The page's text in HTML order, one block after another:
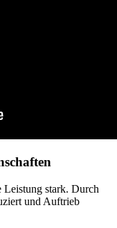
Leistung stark. Durch
und Auftrieb